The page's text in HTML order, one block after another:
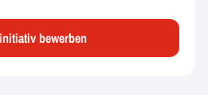
bewerben